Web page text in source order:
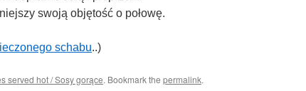
swoją objętość o połowę.
schabu..)
served hot / Sosy gorące. Bookmark the permalink.